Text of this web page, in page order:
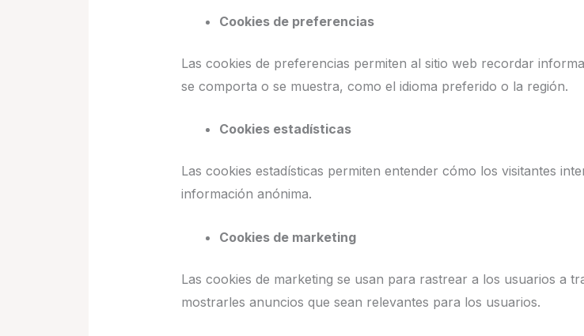
Cookies de preferencias
Las cookies de preferencias permiten al sitio web recordar
se comporta o se muestra, como el idioma preferido o la región.
Cookies estadísticas
Las cookies estadísticas permiten entender cómo los visitantes
información anónima.
Cookies de marketing
Las cookies de marketing se usan para rastrear a los usuarios a
mostrarles anuncios que sean relevantes para los usuarios.